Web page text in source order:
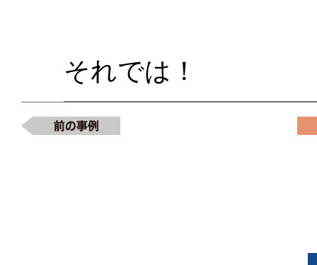
それでは！